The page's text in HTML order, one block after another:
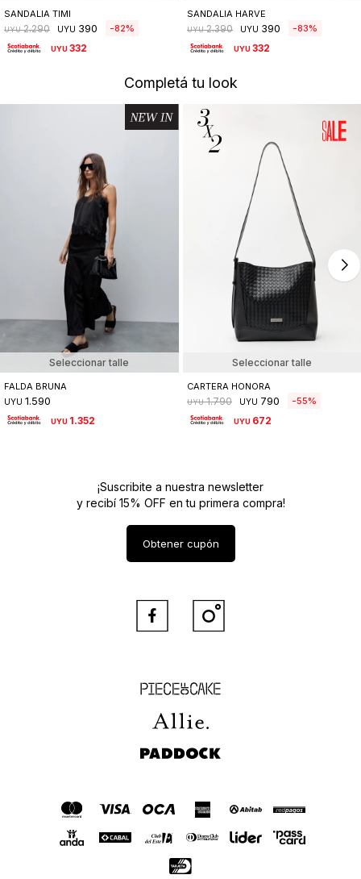
SANDALIA TIMI
UYU 2.290 UYU 390 82
UYU332
SANDALIA HARVE
UYU 2.390 UYU 390 83
UYU 332
Completá tu look
Seleccionar talle
FALDA BRUNA
UYU 1.590
UYU 1.352
Seleccionar talle
CARTERA HONORA
UYU 1.790 UYU 790 55
UYU 672
Piece of Cake
Allie
Paddock
¡Suscribite a nuestra newsletter
y recibí 15% OFF en tu primera compra!
Obtener cupón
 